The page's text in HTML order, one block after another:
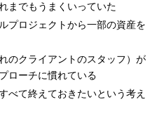
までもうまくいっていた
プロジェクトから一部の資産を
のクライアントのスタッフ）が
ローチに慣れている
べて終えておきたいという考え